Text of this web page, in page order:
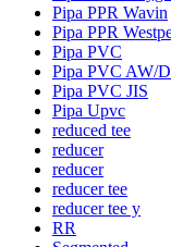
Pipa PPR Wavin
Pipa PPR
Pipa PVC
Pipa PVC AW/D
Pipa PVC JIS
Pipa Upvc
reduced tee
reducer
reducer
reducer tee
reducer tee y
RR